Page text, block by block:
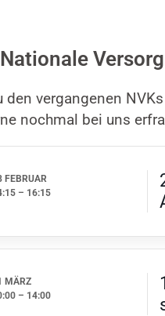
den vergangenen
nochmal bei uns
FEBRUAR
– 16:15
MÄRZ
– 14:00